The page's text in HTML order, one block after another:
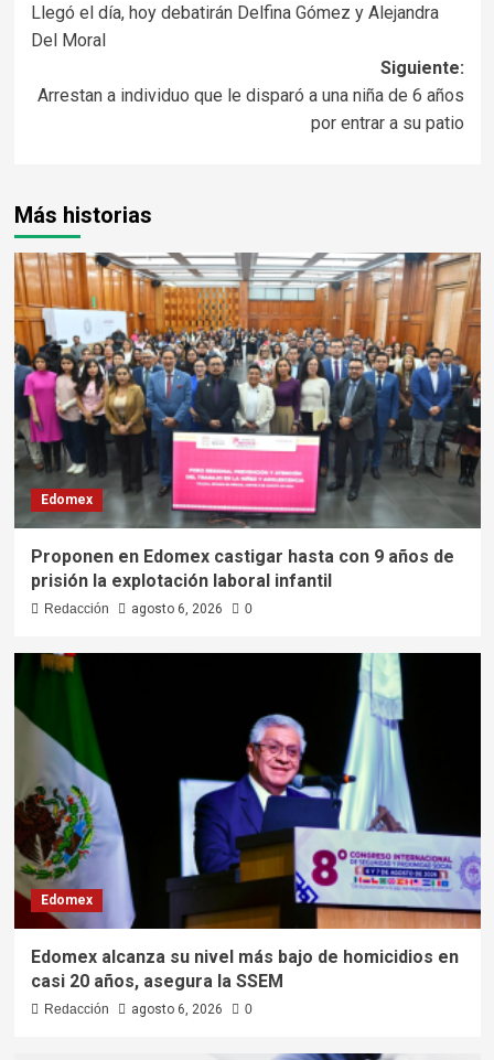
Llegó el día, hoy debatirán Delfina Gómez y Alejandra
Del Moral
Siguiente:
Arrestan a individuo que le disparó a una niña de 6 años
por entrar a su patio
Más historias
Edomex
Proponen en Edomex castigar hasta con 9 años de
prisión la explotación laboral infantil
Redacción agosto 6, 2026 0
Edomex
Edomex alcanza su nivel más bajo de homicidios en
casi 20 años, asegura la SSEM
Redacción agosto 6, 2026 0